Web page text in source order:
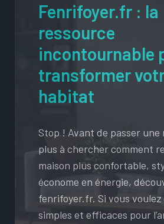
Fenrifoyer.fr : la
ressource
incontournable
transformer
habitat
Stop ! Avant de passer une
plus à chercher comment
maison plus confortable,
économe en énergie,
fenrifoyer.fr. Si vous voulez
simples et efficaces pour